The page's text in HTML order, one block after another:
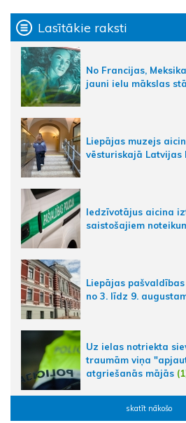
Lasītākie raksti
No Francijas,
jauni ielu mākslas
Liepājas muzejs
vēsturiskajā Latvijas
Iedzīvotājus aicina
saistošajiem
Liepājas
no 3. līdz 9.
Uz ielas notriekta
traumām viņa
atgriešanās mājās
skatīt nākošo